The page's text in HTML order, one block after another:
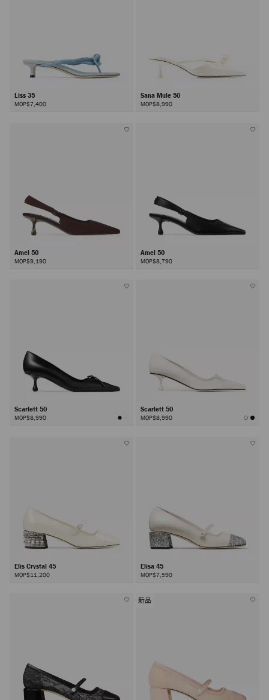
Liss 35
MOP$7,400
Sana Mule 50
MOP$8,990
Amel 50
MOP$9,190
Amel 50
MOP$8,790
Scarlett 50
MOP$8,990
Scarlett 50
MOP$8,990
Elis Crystal 45
MOP$11,200
Elisa 45
MOP$7,590
新品